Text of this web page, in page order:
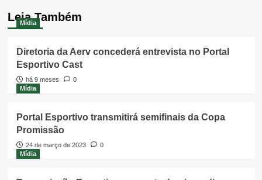
Leia Também
Mídia
Diretoria da Aerv concederá entrevista no Portal
Esportivo Cast
há 9 meses
0
Mídia
Portal Esportivo transmitirá semifinais da Copa
Promissão
24 de março de 2023
0
Mídia